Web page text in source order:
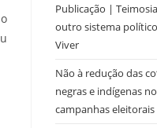
Publicação |
outro sistema
Viver
Não à redução das
negras e indígenas
campanhas eleitorais